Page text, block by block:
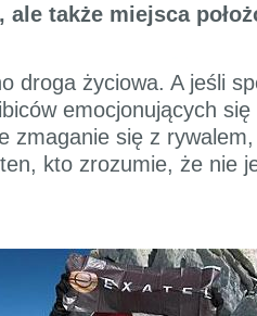
także miejsca
droga życiowa. A jeśli
emocjonujących
zmaganie się z
kto zrozumie, że nie